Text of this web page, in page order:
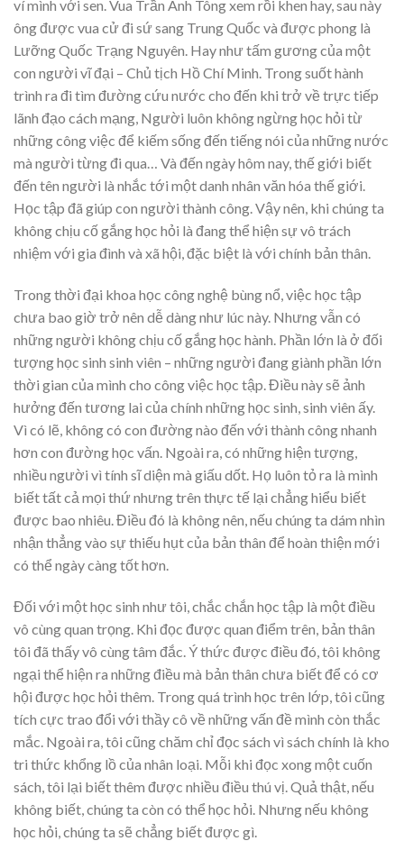
ví mình với sen. Vua Trần Anh Tông xem rồi khen hay, sau này
ông được vua cử đi sứ sang Trung Quốc và được phong là
Lưỡng Quốc Trạng Nguyên. Hay như tấm gương của một
con người vĩ đại – Chủ tịch Hồ Chí Minh. Trong suốt hành
trình ra đi tìm đường cứu nước cho đến khi trở về trực tiếp
lãnh đạo cách mạng, Người luôn không ngừng học hỏi từ
những công việc để kiếm sống đến tiếng nói của những nước
mà người từng đi qua… Và đến ngày hôm nay, thế giới biết
đến tên người là nhắc tới một danh nhân văn hóa thế giới.
Học tập đã giúp con người thành công. Vậy nên, khi chúng ta
không chịu cố gắng học hỏi là đang thể hiện sự vô trách
nhiệm với gia đình và xã hội, đặc biệt là với chính bản thân.
Trong thời đại khoa học công nghệ bùng nổ, việc học tập
chưa bao giờ trở nên dễ dàng như lúc này. Nhưng vẫn có
những người không chịu cố gắng học hành. Phần lớn là ở đối
tượng học sinh sinh viên – những người đang giành phần lớn
thời gian của mình cho công việc học tập. Điều này sẽ ảnh
hưởng đến tương lai của chính những học sinh, sinh viên ấy.
Vì có lẽ, không có con đường nào đến với thành công nhanh
hơn con đường học vấn. Ngoài ra, có những hiện tượng,
nhiều người vì tính sĩ diện mà giấu dốt. Họ luôn tỏ ra là mình
biết tất cả mọi thứ nhưng trên thực tế lại chẳng hiểu biết
được bao nhiêu. Điều đó là không nên, nếu chúng ta dám nhìn
nhận thẳng vào sự thiếu hụt của bản thân để hoàn thiện mới
có thể ngày càng tốt hơn.
Đối với một học sinh như tôi, chắc chắn học tập là một điều
vô cùng quan trọng. Khi đọc được quan điểm trên, bản thân
tôi đã thấy vô cùng tâm đắc. Ý thức được điều đó, tôi không
ngại thể hiện ra những điều mà bản thân chưa biết để có cơ
hội được học hỏi thêm. Trong quá trình học trên lớp, tôi cũng
tích cực trao đổi với thầy cô về những vấn đề mình còn thắc
mắc. Ngoài ra, tôi cũng chăm chỉ đọc sách vì sách chính là kho
tri thức khổng lồ của nhân loại. Mỗi khi đọc xong một cuốn
sách, tôi lại biết thêm được nhiều điều thú vị. Quả thật, nếu
không biết, chúng ta còn có thể học hỏi. Nhưng nếu không
học hỏi, chúng ta sẽ chẳng biết được gì.